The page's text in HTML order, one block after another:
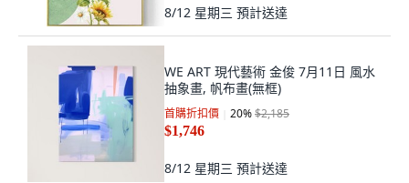
8/12 星期三 預計送達
WE ART 現代藝術 金俊 7月11日 風水
抽象畫, 帆布畫(無框)
首購折扣價 20%$2,185
$1,746
8/12 星期三 預計送達